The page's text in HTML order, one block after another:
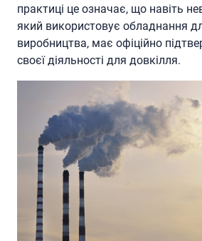
практиці це означає, що навіть
який використовує обладнання
виробництва, має офіційно
своєї діяльності для довкілля.